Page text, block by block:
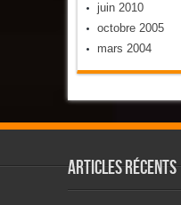
juin 2010
octobre 2005
mars 2004
Articles récents